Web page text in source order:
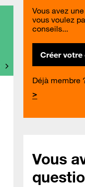
Vous avez
vous voulez
conseils...
Créer
Déjà membre
>
Vous